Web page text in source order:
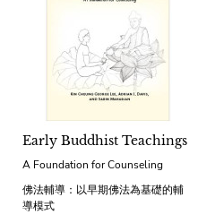
Early Buddhist Teachings
A Foundation for Counseling
佛法輔導：以早期佛法為基礎的輔
導模式